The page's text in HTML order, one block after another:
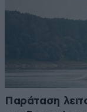
Παράταση